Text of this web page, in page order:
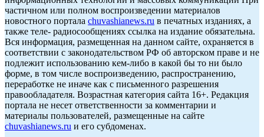
частичном или полном воспроизведении материалов
новостного портала chuvashianews.ru в печатных изданиях, а
также теле- радиосообщениях ссылка на издание обязательна.
Вся информация, размещенная на данном сайте, охраняется в
соответствии с законодательством РФ об авторском праве и не
подлежит использованию кем-либо в какой бы то ни было
форме, в том числе воспроизведению, распространению,
переработке не иначе как с письменного разрешения
правообладателя. Возрастная категория сайта 16+. Редакция
портала не несет ответственности за комментарии и
материалы пользователей, размещенные на сайте
chuvashianews.ru и его субдоменах.